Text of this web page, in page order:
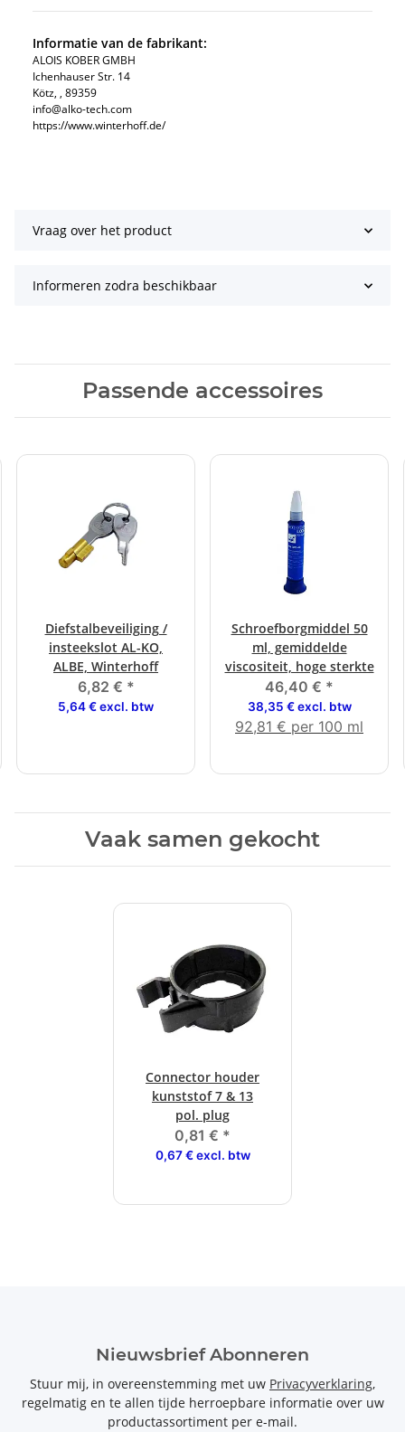
Informatie van de fabrikant:
ALOIS KOBER GMBH​
Ichenhauser Str. 14
Kötz​, , 89359
info@alko-tech.com
https://www.winterhoff.de/
Vraag over het product
Informeren zodra beschikbaar
Passende accessoires
Diefstalbeveiliging /
insteekslot AL-KO,
ALBE, Winterhoff
6,82 € *
5,64 € excl. btw
Schroefborgmiddel 50
ml, gemiddelde
viscositeit, hoge sterkte
46,40 € *
38,35 € excl. btw
92,81 € per 100 ml
Vaak samen gekocht
Connector houder
kunststof 7 & 13
pol. plug
0,81 € *
0,67 € excl. btw
Nieuwsbrief Abonneren
Stuur mij, in overeenstemming met uw Privacyverklaring,
regelmatig en te allen tijde herroepbare informatie over uw
productassortiment per e-mail.